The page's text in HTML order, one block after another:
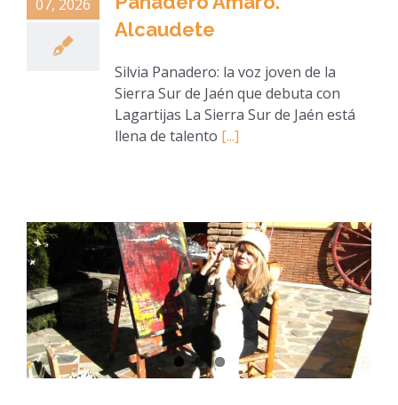
07, 2026
Alcaudete
Silvia Panadero: la voz joven de la
Sierra Sur de Jaén que debuta con
Lagartijas La Sierra Sur de Jaén está
llena de talento [...]